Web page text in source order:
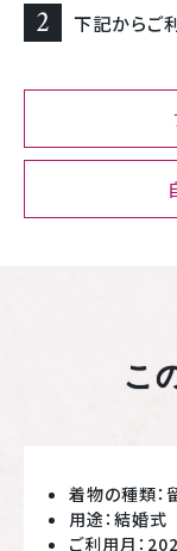
2 下記からご
こ
着物の種類
用途：結婚式
ご利用月：